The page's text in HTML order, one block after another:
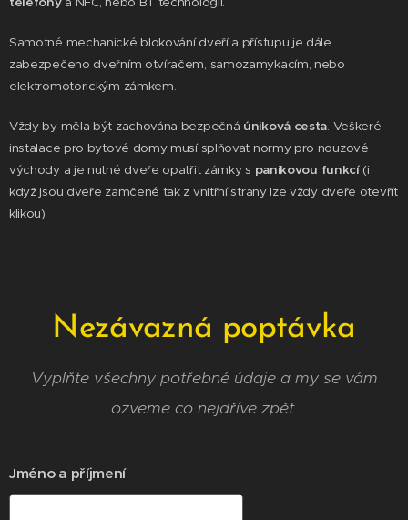
Samotné mechanické blokování dveří a přístupu je dále
zabezpečeno dveřním otvíračem, samozamykacím, nebo
elektromotorickým zámkem.
Vždy by měla být zachována bezpečná úniková cesta. Veškeré
instalace pro bytové domy musí splňovat normy pro nouzové
východy a je nutné dveře opatřit zámky s panikovou funkcí(i
když jsou dveře zamčené tak z vnitřní strany lze vždy dveře otevřít
klikou)
Nezávazná poptávka
Vyplňte všechny potřebné údaje a my se vám
ozveme co nejdříve zpět.
Jméno a příjmení